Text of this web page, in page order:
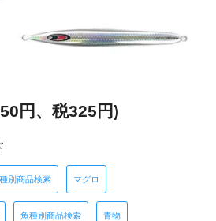
円、税325円)
別商品検索 マグロ
魚種別商品検索 青物